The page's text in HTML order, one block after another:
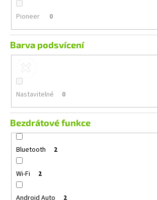
Pioneer 0
Barva podsvícení
Nastavitelné 0
Bezdrátové funkce
Bluetooth 2
Wi-Fi 2
2